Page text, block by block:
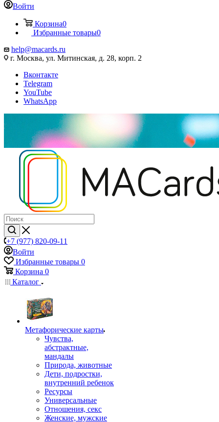
Войти
Корзина0
Избранные товары0
help@macards.ru
г. Москва, ул. Митинская, д. 28, корп. 2
Вконтакте
Telegram
YouTube
WhatsApp
+7 (977) 820-09-11
Войти
Избранные товары 0
Корзина 0
Каталог
Mетафорические карты
Чувства,
абстрактные,
мандалы
Природа, животные
Дети, подростки,
внутренний ребенок
Ресурсы
Универсальные
Отношения, секс
Женские, мужские